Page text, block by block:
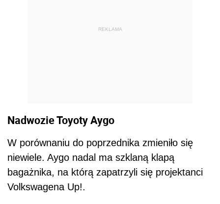
REKLAMA
Nadwozie Toyoty Aygo
W porównaniu do poprzednika zmieniło się
niewiele. Aygo nadal ma szklaną klapą
bagażnika, na którą zapatrzyli się projektanci
Volkswagena Up!.